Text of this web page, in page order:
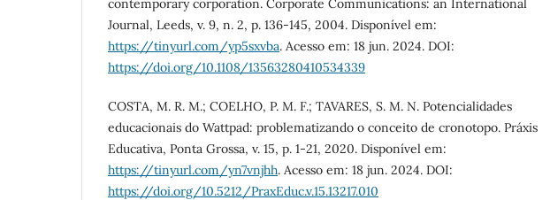
contemporary corporation. Corporate Communications: an International
Journal, Leeds, v. 9, n. 2, p. 136-145, 2004. Disponível em:
https://tinyurl.com/yp5sxvba. Acesso em: 18 jun. 2024. DOI:
https://doi.org/10.1108/13563280410534339
COSTA, M. R. M.; COELHO, P. M. F.; TAVARES, S. M. N. Potencialidades
educacionais do Wattpad: problematizando o conceito de cronotopo. Práxis
Educativa, Ponta Grossa, v. 15, p. 1-21, 2020. Disponível em:
https://tinyurl.com/yn7vnjhh. Acesso em: 18 jun. 2024. DOI:
https://doi.org/10.5212/PraxEduc.v.15.13217.010